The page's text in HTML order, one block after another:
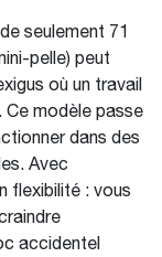
seulement 71
pelle) peut
où un travail
Ce modèle passe
dans des
Avec
flexibilité : vous
accidentel